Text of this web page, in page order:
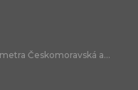
Českomoravská a...